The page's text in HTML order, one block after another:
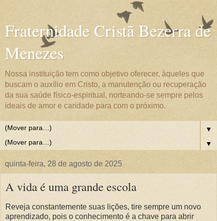
Fraternidade Cristã Bezerra de
Menezes
Nossa instituição tem como objetivo oferecer, àqueles que
buscam o auxílio em Cristo, a manutenção ou recuperação
da sua saúde físico-espiritual, norteando-se sempre pelos
ideais de amor e caridade para com o próximo.
▼
▼
quinta-feira, 28 de agosto de 2025
A vida é uma grande escola
Reveja constantemente suas lições, tire sempre um novo
aprendizado, pois o conhecimento é a chave para abrir